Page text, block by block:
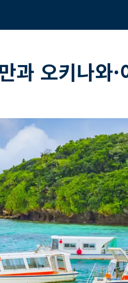
과 오키나와